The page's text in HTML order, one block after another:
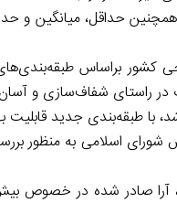
کشور براساس
در راستای شفاف‌سازی
با طبقه‌بندی جدید قابلیت